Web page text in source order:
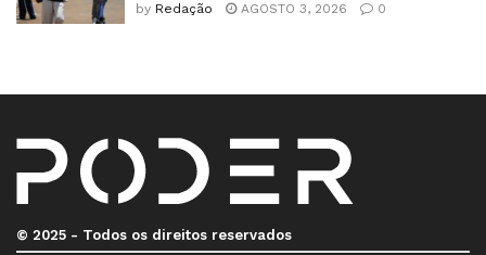
by Redação AGOSTO 3, 2026 0
© 2025 - Todos os direitos reservados